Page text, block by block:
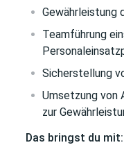
Gewährleistung
Teamführung
Sicherstellung
Umsetzung von
zur
Das bringst du mit: